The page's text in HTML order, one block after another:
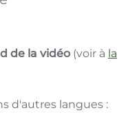
de la vidéo (voir à la
d'autres langues :